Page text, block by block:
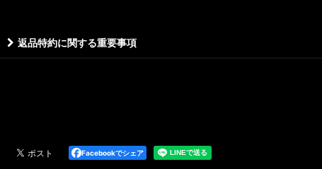
返品特約に関する重要事項
Facebookでシェア